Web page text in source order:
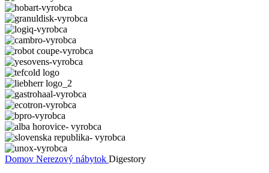
Domov Nerezový nábytok Digestory